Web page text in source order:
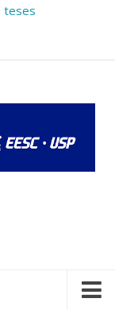
teses